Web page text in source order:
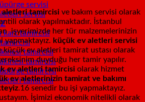
servisi
servisi
kart tamircisi
tamircisi
tamircisi
tamircisi
tamircisi
aletleri tamircisive bakım servisi olarak
olarak yapılmaktadır. İstanbul
işyerimizde her tür malzemelerinizin
yapmaktayız. küçük ev aletleri servisi
küçük ev aletleri tamirat ustası olarak
duyduğu her tamir yapılır.
ev aletleri tamircisi olarak hizmet
ev aletlerinizin tamirat ve bakımı
.16 senedir bu işi yapmaktayız.
İşimizi ekonomik nitelikli olarak